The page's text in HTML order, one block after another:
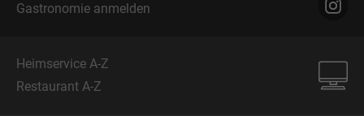
Gastronomie anmelden
Heimservice A-Z
Restaurant A-Z